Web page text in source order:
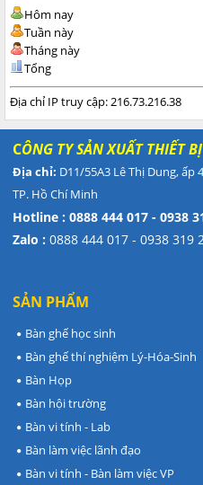
Hôm nay
Tuần này
Tháng này
Tổng
Địa chỉ IP truy cập: 216.73.216.38
CÔNG TY SẢN XUẤT THIẾT
Địa chỉ: D11/55A3 Lê Thị Dung, ấp
TP. Hồ Chí Minh
Hotline : 0888 444 017 - 0938
Zalo : 0888 444 017 - 0938 319
SẢN PHẨM
Bàn ghế học sinh
Bàn ghế thí nghiệm Lý-Hóa-Sinh
Bàn Họp
Bàn hội trường
Bàn vi tính - Lab
Bàn làm việc lãnh đạo
Bàn vi tính - Bàn làm việc VP